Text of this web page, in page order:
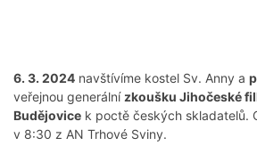
6. 3. 2024 navštívíme kostel Sv. Anny a
veřejnou generální zkoušku Jihočeské
Budějovice k poctě českých skladatelů.
v 8:30 z AN Trhové Sviny.